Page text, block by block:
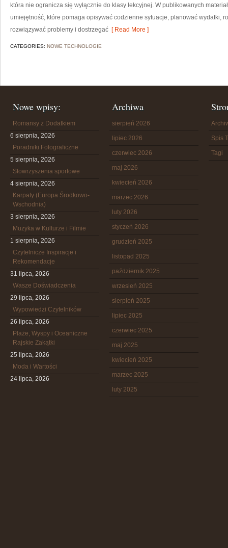
która nie ogranicza się wyłącznie do klasy lekcyjnej. W publikowanych
umiejętność, które pomaga opisywać codzienne sytuacje, planować wydatki,
rozwiązywać problemy i dostrzegać [ Read More ]
CATEGORIES: NOWE TECHNOLOGIE
Nowe wpisy:
Romansy z Dodatkiem
6 sierpnia, 2026
Poradniki Fotograficzne
5 sierpnia, 2026
Stowrzyszenia sportowe
4 sierpnia, 2026
Karpaty (Europa Środkowo-
Wschodnia)
3 sierpnia, 2026
Muzyka w Kulturze i Filmie
1 sierpnia, 2026
Czytelnicze Inspiracje i
Rekomendacje
31 lipca, 2026
Wasze Doświadczenia
29 lipca, 2026
Wypowiedzi Czytelników
26 lipca, 2026
Plaże, Wyspy i Oceaniczne
Rajskie Zakątki
25 lipca, 2026
Moda i Wartości
24 lipca, 2026
Archiwa
sierpień 2026
lipiec 2026
czerwiec 2026
maj 2026
kwiecień 2026
marzec 2026
luty 2026
styczeń 2026
grudzień 2025
listopad 2025
październik 2025
wrzesień 2025
sierpień 2025
lipiec 2025
czerwiec 2025
maj 2025
kwiecień 2025
marzec 2025
luty 2025
Spis
Tagi